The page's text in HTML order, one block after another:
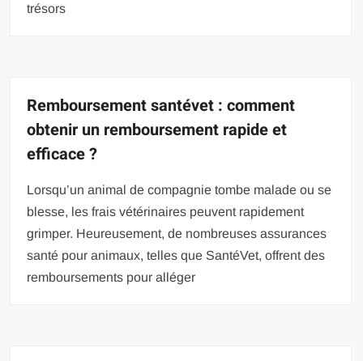
trésors
Remboursement santévet : comment
obtenir un remboursement rapide et
efficace ?
Lorsqu’un animal de compagnie tombe malade ou se
blesse, les frais vétérinaires peuvent rapidement
grimper. Heureusement, de nombreuses assurances
santé pour animaux, telles que SantéVet, offrent des
remboursements pour alléger